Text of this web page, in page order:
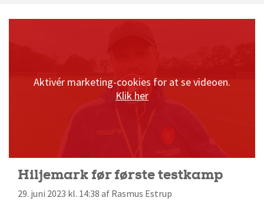
Aktivér marketing-cookies for at se videoen.
Klik her
Hiljemark før første testkamp
29. juni 2023 kl. 14:38 af Rasmus Estrup